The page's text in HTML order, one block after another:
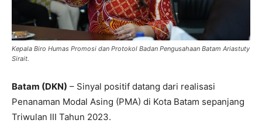
Kepala Biro Humas Promosi dan Protokol Badan Pengusahaan Batam Ariastuty
Sirait.
Batam (DKN) – Sinyal positif datang dari realisasi
Penanaman Modal Asing (PMA) di Kota Batam sepanjang
Triwulan III Tahun 2023.